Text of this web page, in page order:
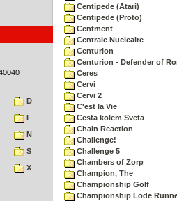
D
I
N
S
X
Centipede (Atari)
Centipede (Proto)
Centment
Centrale Nucleaire
Centurion
Centurion - Defender of
Ceres
Cervi
Cervi 2
C'est la Vie
Cesta kolem Sveta
Chain Reaction
Challenge!
Challenge 5
Chambers of Zorp
Champion, The
Championship Golf
Championship Lode